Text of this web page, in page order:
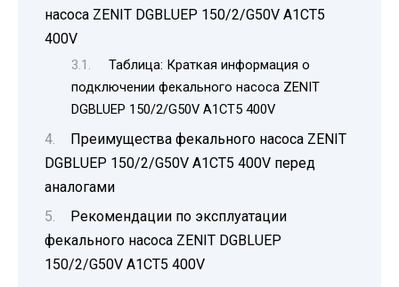
насоса ZENIT DGBLUEP 150/2/G50V A1CT5
400V
Таблица: Краткая информация о
подключении фекального насоса ZENIT
DGBLUEP 150/2/G50V A1CT5 400V
Преимущества фекального насоса ZENIT
DGBLUEP 150/2/G50V A1CT5 400V перед
аналогами
Рекомендации по эксплуатации
фекального насоса ZENIT DGBLUEP
150/2/G50V A1CT5 400V